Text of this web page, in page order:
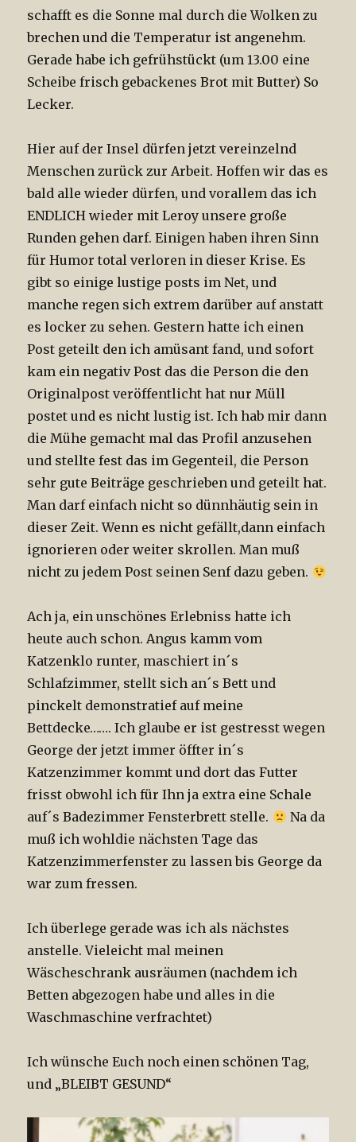
schafft es die Sonne mal durch die Wolken zu
brechen und die Temperatur ist angenehm.
Gerade habe ich gefrühstückt (um 13.00 eine
Scheibe frisch gebackenes Brot mit Butter) So
Lecker.
Hier auf der Insel dürfen jetzt vereinzelnd
Menschen zurück zur Arbeit. Hoffen wir das es
bald alle wieder dürfen, und vorallem das ich
ENDLICH wieder mit Leroy unsere große
Runden gehen darf. Einigen haben ihren Sinn
für Humor total verloren in dieser Krise. Es
gibt so einige lustige posts im Net, und
manche regen sich extrem darüber auf anstatt
es locker zu sehen. Gestern hatte ich einen
Post geteilt den ich amüsant fand, und sofort
kam ein negativ Post das die Person die den
Originalpost veröffentlicht hat nur Müll
postet und es nicht lustig ist. Ich hab mir dann
die Mühe gemacht mal das Profil anzusehen
und stellte fest das im Gegenteil, die Person
sehr gute Beiträge geschrieben und geteilt hat.
Man darf einfach nicht so dünnhäutig sein in
dieser Zeit. Wenn es nicht gefällt,dann einfach
ignorieren oder weiter skrollen. Man muß
nicht zu jedem Post seinen Senf dazu geben.
Ach ja, ein unschönes Erlebniss hatte ich
heute auch schon. Angus kamm vom
Katzenklo runter, maschiert in´s
Schlafzimmer, stellt sich an´s Bett und
pinckelt demonstratief auf meine
Bettdecke……. Ich glaube er ist gestresst wegen
George der jetzt immer öffter in´s
Katzenzimmer kommt und dort das Futter
frisst obwohl ich für Ihn ja extra eine Schale
auf´s Badezimmer Fensterbrett stelle.
Na da
muß ich wohldie nächsten Tage das
Katzenzimmerfenster zu lassen bis George da
war zum fressen.
Ich überlege gerade was ich als nächstes
anstelle. Vieleicht mal meinen
Wäscheschrank ausräumen (nachdem ich
Betten abgezogen habe und alles in die
Waschmaschine verfrachtet)
Ich wünsche Euch noch einen schönen Tag,
und „BLEIBT GESUND“